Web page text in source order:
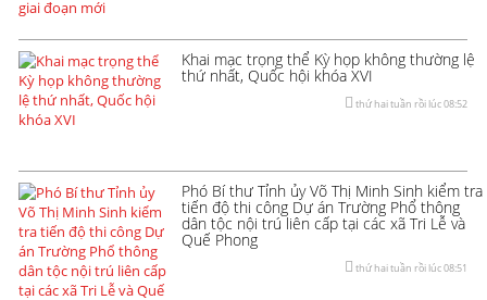
Khai mạc trọng thể Kỳ họp không thường lệ
thứ nhất, Quốc hội khóa XVI
thứ hai tuần rồi lúc 08:52
Phó Bí thư Tỉnh ủy Võ Thị Minh Sinh kiểm tra
tiến độ thi công Dự án Trường Phổ thông
dân tộc nội trú liên cấp tại các xã Tri Lễ và
Quế Phong
thứ hai tuần rồi lúc 08:51